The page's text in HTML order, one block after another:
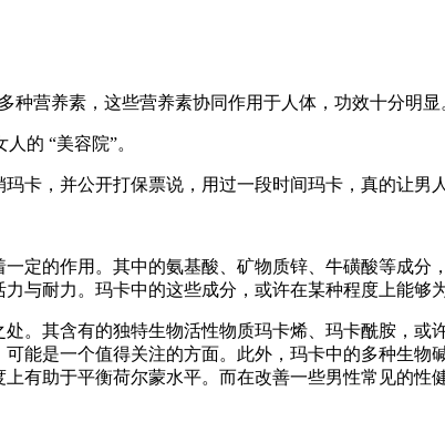
营养素，这些营养素协同作用于人体，功效十分明显
的 “美容院”。
卡，并公开打保票说，用过一段时间玛卡，真的让男
定的作用。其中的氨基酸、矿物质锌、牛磺酸等成分
与耐力。玛卡中的这些成分，或许在某种程度上能够
。其含有的独特生物活性物质玛卡烯、玛卡酰胺，
能是一个值得关注的方面。此外，玛卡中的多种生
有助于平衡荷尔蒙水平。而在改善一些男性常见的